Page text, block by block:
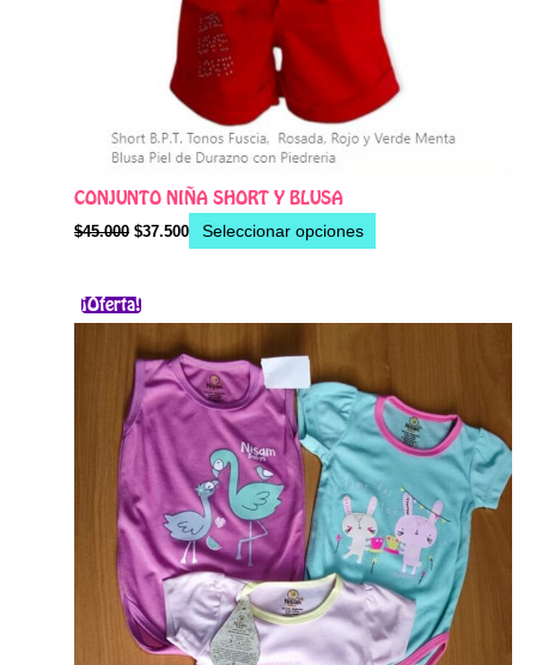
CONJUNTO NIÑA SHORT Y BLUSA
$45.000 $37.500 Seleccionar opciones
de
producto
¡Oferta!
El
precio
original
era:
$46.000.
es:
$40.000.
producto
múltiples
variantes.
Las
opciones
se
pueden
elegir
en
la
página
de